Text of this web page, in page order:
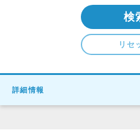
検
リセ
詳細情報